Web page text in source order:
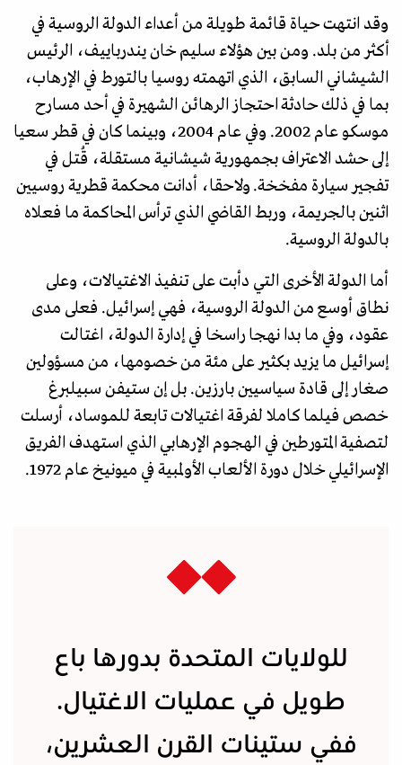
وقد انتهت حياة قائمة طويلة من أعداء الدولة الروسية في
أكثر من بلد. ومن بين هؤلاء سليم خان يندرباييف، الرئيس
الشيشاني السابق، الذي اتهمته روسيا بالتورط في الإرهاب،
بما في ذلك حادثة احتجاز الرهائن الشهيرة في أحد مسارح
موسكو عام 2002. وفي عام 2004، وبينما كان في قطر سعيا
إلى حشد الاعتراف بجمهورية شيشانية مستقلة، قُتل في
تفجير سيارة مفخخة. ولاحقا، أدانت محكمة قطرية روسيين
اثنين بالجريمة، وربط القاضي الذي ترأس المحاكمة ما فعلاه
بالدولة الروسية.
أما الدولة الأخرى التي دأبت على تنفيذ الاغتيالات، وعلى
نطاق أوسع من الدولة الروسية، فهي إسرائيل. فعلى مدى
عقود، وفي ما بدا نهجا راسخا في إدارة الدولة، اغتالت
إسرائيل ما يزيد بكثير على مئة من خصومها، من مسؤولين
صغار إلى قادة سياسيين بارزين. بل إن ستيفن سبيلبرغ
خصص فيلما كاملا لفرقة اغتيالات تابعة للموساد، أرسلت
لتصفية المتورطين في الهجوم الإرهابي الذي استهدف الفريق
الإسرائيلي خلال دورة الألعاب الأولمبية في ميونيخ عام 1972.
للولايات المتحدة بدورها باع
طويل في عمليات الاغتيال.
ففي ستينات القرن العشرين،